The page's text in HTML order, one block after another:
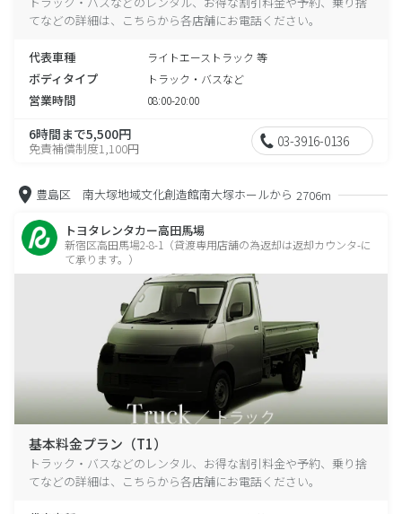
てなどの詳細は、こちらから各店舗にお電話ください。
代表車種 ライトエーストラック 等
ボディタイプ トラック・バスなど
営業時間 08:00-20:00
6時間まで5,500円
免責補償制度1,100円 03-3916-0136
豊島区 南大塚地域文化創造館南大塚ホールから 2706m
トヨタレンタカー高田馬場
新宿区高田馬場2-8-1（貸渡専用店舗の為返却は返却カウンタ-に
て承ります。）
基本料金プラン（T1）
トラック・バスなどのレンタル、お得な割引料金や予約、乗り捨
てなどの詳細は、こちらから各店舗にお電話ください。